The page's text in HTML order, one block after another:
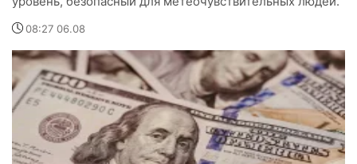
08:27 06.08